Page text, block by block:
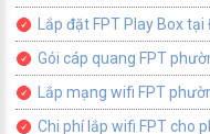
Lắp đặt FPT Play Box
Gói cáp quang FPT
Lắp mạng wifi FPT
Chi phí lắp wifi FPT cho